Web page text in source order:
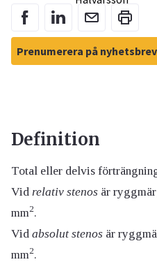
Prenumerera på nyhetsbrev
Definition
Total eller delvis
Vid relativ stenos är
mm2.
Vid absolut stenos är
mm2.